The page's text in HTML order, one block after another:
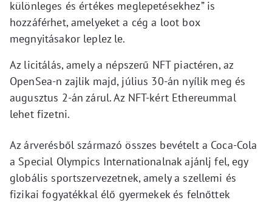
különleges és értékes meglepetésekhez” is
hozzáférhet, amelyeket a cég a loot box
megnyitásakor leplez le.
Az licitálás, amely a népszerű NFT piactéren, az
OpenSea-n zajlik majd, július 30-án nyílik meg és
augusztus 2-án zárul. Az NFT-kért Ethereummal
lehet fizetni.
Az árverésből származó összes bevételt a Coca-Cola
a Special Olympics Internationalnak ajánlj fel, egy
globális sportszervezetnek, amely a szellemi és
fizikai fogyatékkal élő gyermekek és felnőttek